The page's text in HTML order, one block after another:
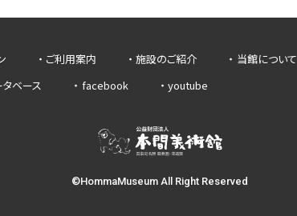
ご利用案内 施設のご紹介 当館について
ベース facebook youtube
©HommaMuseum All Right Reserved